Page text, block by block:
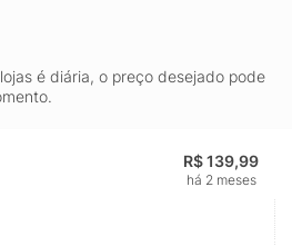
é diária, o preço desejado pode
R$ 139,99
há 2 meses